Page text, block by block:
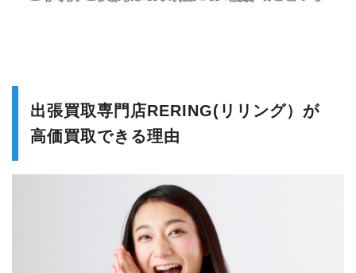
出張買取専門店RERING(リリング）が
高価買取できる理由